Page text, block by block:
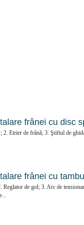
frânei cu disc
2. Etrier de frână; 3. Ştiftul de
frânei cu
de gol; 3. Arc de